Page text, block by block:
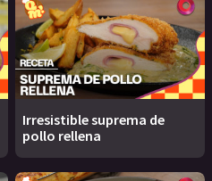
Irresistible suprema de
pollo rellena